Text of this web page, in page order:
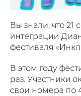
Вы знали, что 21
интеграции
фестиваля
В этом году
раз. Участники
свои номера по